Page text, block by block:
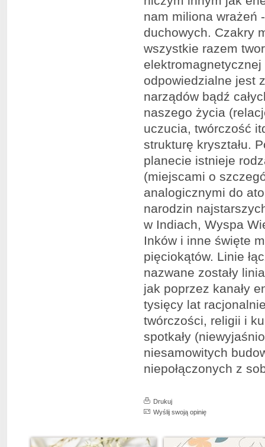
nam miliona wrażeń
duchowych. Czakry
wszystkie razem
odpowiedzialne jest
narządów bądź
naszego życia
uczucia, twórczość
strukturę kryształu.
planecie istnieje
(miejscami o
analogicznymi do
narodzin
w Indiach, Wyspa
Inków i inne święte
pięciokątów. Linie
nazwane zostały
jak poprzez kanały
tysięcy lat
twórczości, religii i
spotkały
niesamowitych
niepołączonych z
Drukuj
Wyślij swoją opinię